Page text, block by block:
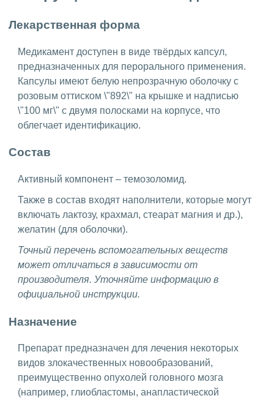
Лекарственная форма
Медикамент доступен в виде твёрдых капсул,
предназначенных для перорального применения.
Капсулы имеют белую непрозрачную оболочку с
розовым оттиском \"892\" на крышке и надписью
\"100 мг\" с двумя полосками на корпусе, что
облегчает идентификацию.
Состав
Активный компонент – темозоломид.
Также в состав входят наполнители, которые могут
включать лактозу, крахмал, стеарат магния и др.),
желатин (для оболочки).
Точный перечень вспомогательных веществ
может отличаться в зависимости от
производителя. Уточняйте информацию в
официальной инструкции.
Назначение
Препарат предназначен для лечения некоторых
видов злокачественных новообразований,
преимущественно опухолей головного мозга
(например, глиобластомы, анапластической